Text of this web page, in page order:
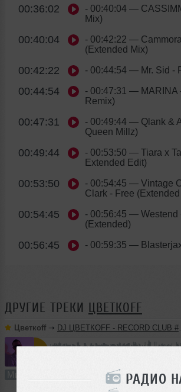
РАДИО
00:36:02 - 00:40:04 —
Mix)
00:40:04 - 00:42:22 —
(Extended Mix)
00:42:22 - 00:44:54 — Mr. Sid -
00:44:54 - 00:47:31 — MARINA
Remix)
00:47:31 - 00:49:44 — Qlank &
Queen Millz)
00:49:44 - 00:53:50 — Tiara x
Extended Edit)
00:53:50 - 00:54:45 — Vintage
Clark - Free
00:54:45 - 00:56:45 — Westend
(Extended)
00:56:45 - 00:59:35 —
ДРУГИЕ ТРЕКИ ЦВЕТКОFF
Цветкоff ➝ DJ ЦВЕТКОFF - RECORD CLUB #188 (15-05-2022)
Микс В плейлист (в 4 плейлистах)